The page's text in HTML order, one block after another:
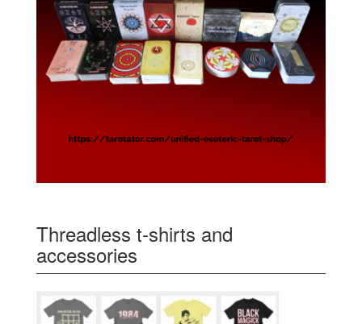
Threadless t-shirts and
accessories